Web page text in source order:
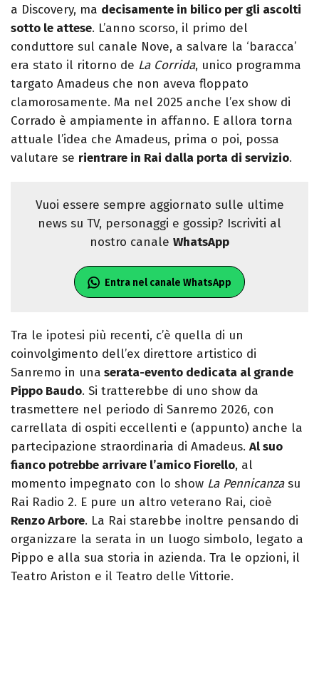
a Discovery, ma decisamente in bilico per gli ascolti
sotto le attese. L’anno scorso, il primo del
conduttore sul canale Nove, a salvare la ‘baracca’
era stato il ritorno de La Corrida, unico programma
targato Amadeus che non aveva floppato
clamorosamente. Ma nel 2025 anche l’ex show di
Corrado è ampiamente in affanno. E allora torna
attuale l’idea che Amadeus, prima o poi, possa
valutare se rientrare in Rai dalla porta di servizio.
Vuoi essere sempre aggiornato sulle ultime
news su TV, personaggi e gossip? Iscriviti al
nostro canale WhatsApp
Entra nel canale WhatsApp
Tra le ipotesi più recenti, c’è quella di un
coinvolgimento dell’ex direttore artistico di
Sanremo in una serata-evento dedicata al grande
Pippo Baudo. Si tratterebbe di uno show da
trasmettere nel periodo di Sanremo 2026, con
carrellata di ospiti eccellenti e (appunto) anche la
partecipazione straordinaria di Amadeus. Al suo
fianco potrebbe arrivare l’amico Fiorello, al
momento impegnato con lo show La Pennicanzasu
Rai Radio 2. E pure un altro veterano Rai, cioè
Renzo Arbore. La Rai starebbe inoltre pensando di
organizzare la serata in un luogo simbolo, legato a
Pippo e alla sua storia in azienda. Tra le opzioni, il
Teatro Ariston e il Teatro delle Vittorie.